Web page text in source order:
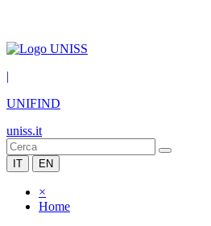
|
UNIFIND
uniss.it
IT EN
×
Home